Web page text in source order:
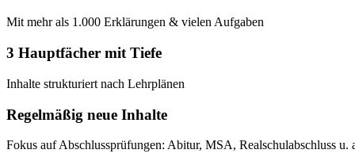
Mit mehr als 1.000 Erklärungen & vielen Aufgaben
3 Hauptfächer mit Tiefe
Inhalte strukturiert nach Lehrplänen
Regelmäßig neue Inhalte
Fokus auf Abschlussprüfungen: Abitur, MSA, Realschulabschluss u.